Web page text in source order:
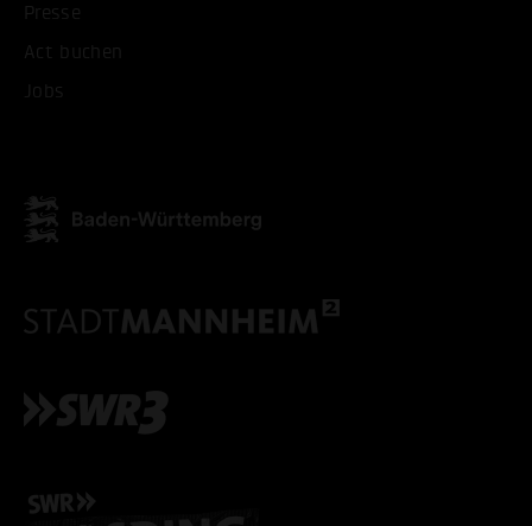
Presse
Act buchen
Jobs